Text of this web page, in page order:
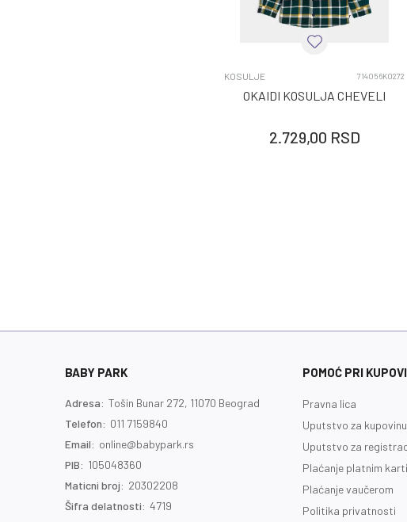
KOSULJE 714056K0272
OKAIDI KOSULJA CHEVELI
2.729,00 RSD
BABY PARK
Adresa: Tošin Bunar 272, 11070 Beograd
Telefon: 011 7159840
Email: online@babypark.rs
PIB: 105048360
Maticni broj: 20302208
Šifra delatnosti: 4719
POMOĆ PRI
Pravna lica
Uputstvo za kupovinu
Uputstvo za
Plaćanje platnim
Plaćanje vaučerom
Politika privatnosti